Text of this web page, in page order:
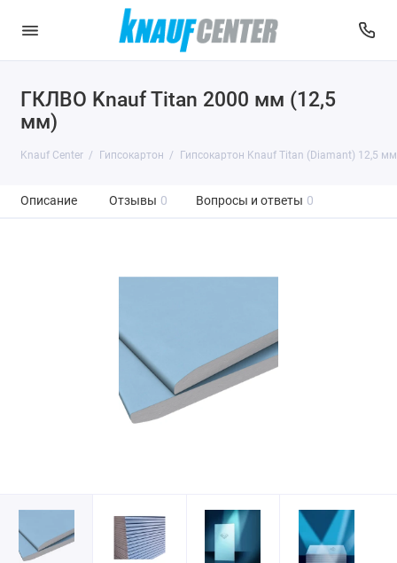
ГКЛВО Knauf Titan 2000 мм (12,5
мм)
Knauf Center Гипсокартон Гипсокартон Knauf Titan (Diamant) 12,5
Описание Отзывы 0 Вопросы и ответы 0